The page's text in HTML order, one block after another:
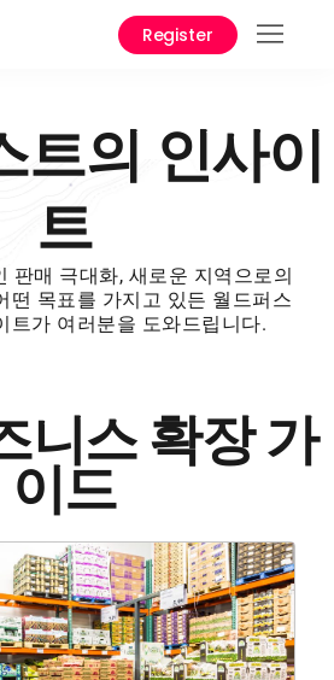
Register
솔루
엔
API
런스
스
수수
이드
회사
개
트의 인사이
트
판매 극대화, 새로운 지역으로의
떤 목표를 가지고 있든 월드퍼스
트가 여러분을 도와드립니다.
니스 확장 가
이드